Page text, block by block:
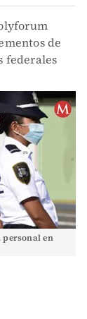
de
federales
personal en